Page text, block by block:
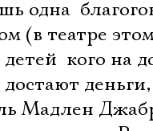
одна 
(в театре
 кого на
Мадлен